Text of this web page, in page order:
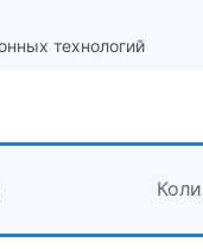
технологий